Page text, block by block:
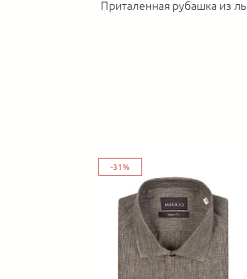
Приталенная рубашка из
-31%